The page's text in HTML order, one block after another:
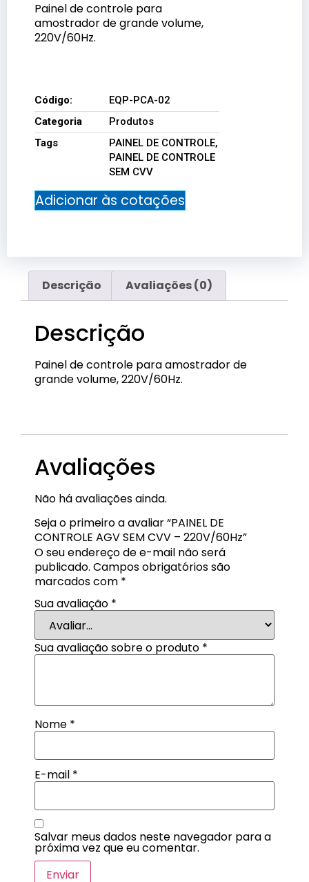
Painel de controle para
amostrador de grande volume,
220V/60Hz.
Código:
EQP-PCA-02
Categoria
Produtos
Tags
PAINEL DE CONTROLE,
PAINEL DE CONTROLE
SEM CVV
Adicionar às cotações
Descrição Avaliações (0)
Descrição
Painel de controle para amostrador de
grande volume, 220V/60Hz.
Avaliações
Não há avaliações ainda.
Seja o primeiro a avaliar “PAINEL DE
CONTROLE AGV SEM CVV – 220V/60Hz”
O seu endereço de e-mail não será
publicado. Campos obrigatórios são
marcados com *
Sua avaliação *
Sua avaliação sobre o produto *
Nome *
E-mail *
Salvar meus dados neste navegador para a
próxima vez que eu comentar.